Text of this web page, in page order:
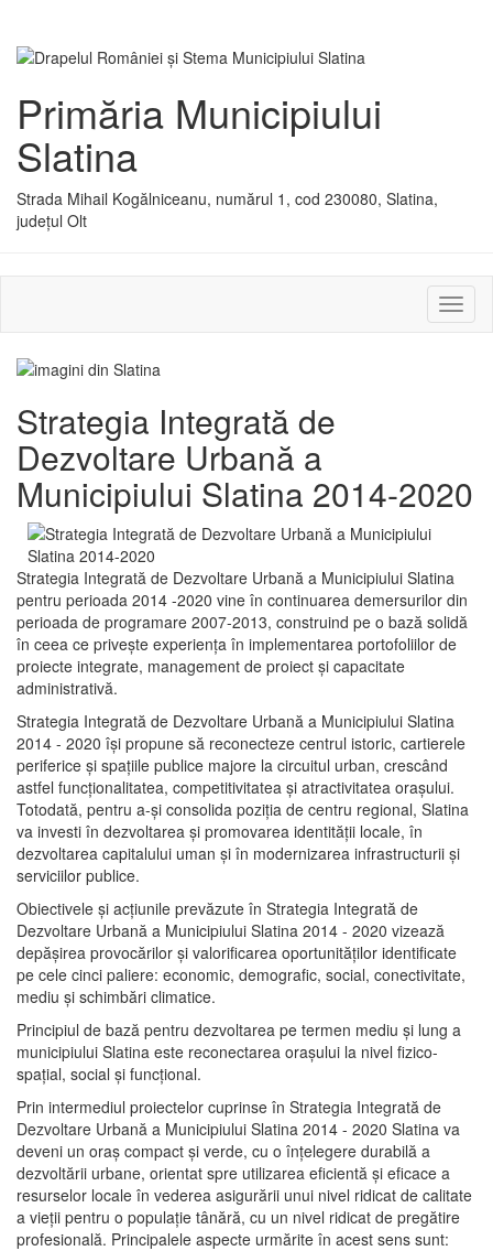
Primăria Municipiului
Slatina
Strada Mihail Kogălniceanu, numărul 1, cod 230080, Slatina,
județul Olt
sau
Strategia Integrată de
Dezvoltare Urbană a
Municipiului Slatina 2014-2020
Strategia Integrată de Dezvoltare Urbană a Municipiului Slatina
pentru perioada 2014 -2020 vine în continuarea demersurilor din
perioada de programare 2007-2013, construind pe o bază solidă
în ceea ce priveşte experienţa în implementarea portofoliilor de
proiecte integrate, management de proiect și capacitate
administrativă.
Strategia Integrată de Dezvoltare Urbană a Municipiului Slatina
2014 - 2020 își propune să reconecteze centrul istoric, cartierele
periferice şi spaţiile publice majore la circuitul urban, crescând
astfel funcţionalitatea, competitivitatea şi atractivitatea oraşului.
Totodată, pentru a-şi consolida poziţia de centru regional, Slatina
va investi în dezvoltarea şi promovarea identităţii locale, în
dezvoltarea capitalului uman şi în modernizarea infrastructurii şi
serviciilor publice.
Obiectivele şi acţiunile prevăzute în Strategia Integrată de
Dezvoltare Urbană a Municipiului Slatina 2014 - 2020 vizează
depășirea provocărilor şi valorificarea oportunităţilor identificate
pe cele cinci paliere: economic, demografic, social, conectivitate,
mediu şi schimbări climatice.
Principiul de bază pentru dezvoltarea pe termen mediu şi lung a
municipiului Slatina este reconectarea oraşului la nivel fizico-
spaţial, social şi funcţional.
Prin intermediul proiectelor cuprinse în Strategia Integrată de
Dezvoltare Urbană a Municipiului Slatina 2014 - 2020 Slatina va
deveni un oraş compact şi verde, cu o înţelegere durabilă a
dezvoltării urbane, orientat spre utilizarea eficientă şi eficace a
resurselor locale în vederea asigurării unui nivel ridicat de calitate
a vieţii pentru o populaţie tânără, cu un nivel ridicat de pregătire
profesională. Principalele aspecte urmărite în acest sens sunt: